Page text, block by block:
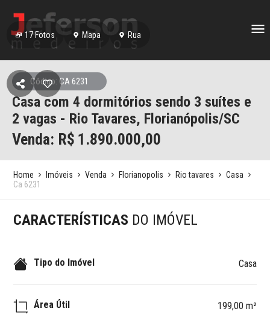
17Fotos Mapa Rua
Código: CA 6231
Casa com 4 dormitórios sendo 3 suítes e
2 vagas - Rio Tavares, Florianópolis/SC
Venda: R$ 1.890.000,00
Home Imóveis Venda Florianopolis Rio tavares
Casa
Ca 6231
CARACTERÍSTICAS DO IMÓVEL
Tipo do Imóvel Casa
Área Útil 199,00 m²